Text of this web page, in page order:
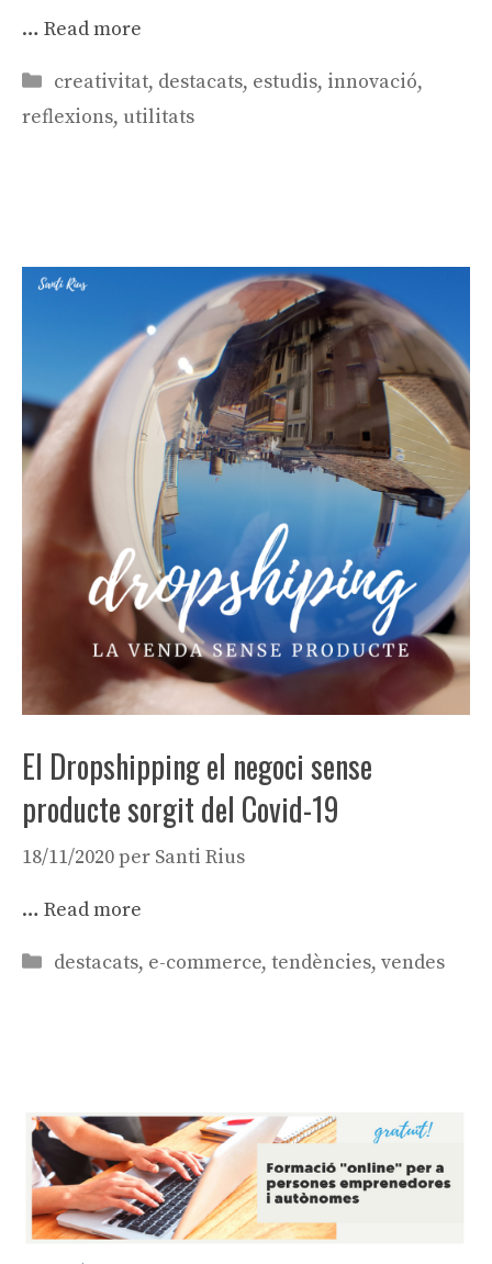
… Read more
Categories
creativitat, destacats, estudis, innovació,
reflexions, utilitats
El Dropshipping el negoci sense
producte sorgit del Covid-19
18/11/2020per Santi Rius
… Read more
Categories
destacats, e-commerce, tendències, vendes